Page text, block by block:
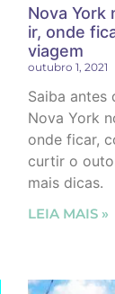
Nova York
ir, onde
viagem
outubro 1, 2021
Saiba antes
Nova York
onde ficar,
curtir o
mais dicas.
LEIA MAIS »